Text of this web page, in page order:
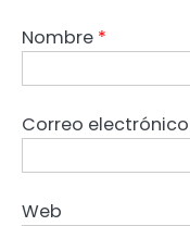
Nombre *
Correo electrónico
Web